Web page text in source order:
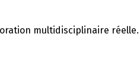
multidisciplinaire réelle.